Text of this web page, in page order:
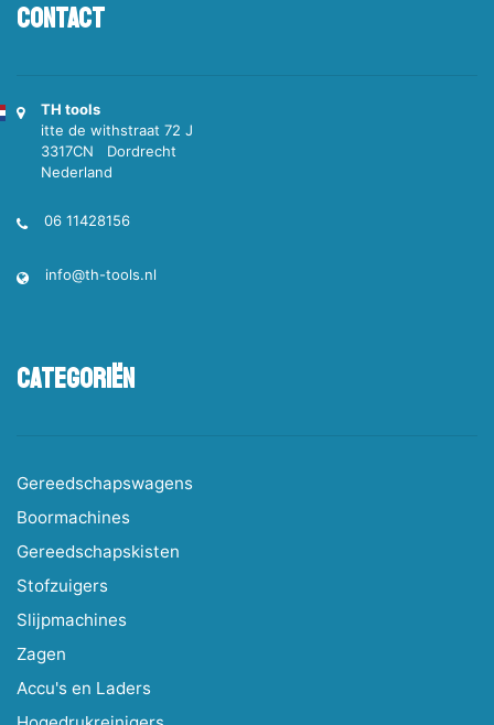
Contact
TH tools
itte de withstraat 72 J
3317CN Dordrecht
Nederland
06 11428156
info@th-tools.nl
Categoriën
Gereedschapswagens
Boormachines
Gereedschapskisten
Stofzuigers
Slijpmachines
Zagen
Accu's en Laders